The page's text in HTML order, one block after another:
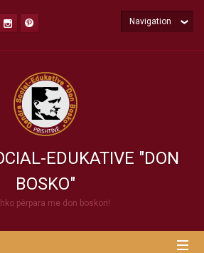
EDUKATIVE "DON
BOSKO"
përpara me don boskon!
Navigation